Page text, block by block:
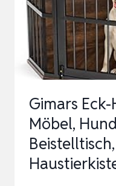
N…
Gimars
Möbel,